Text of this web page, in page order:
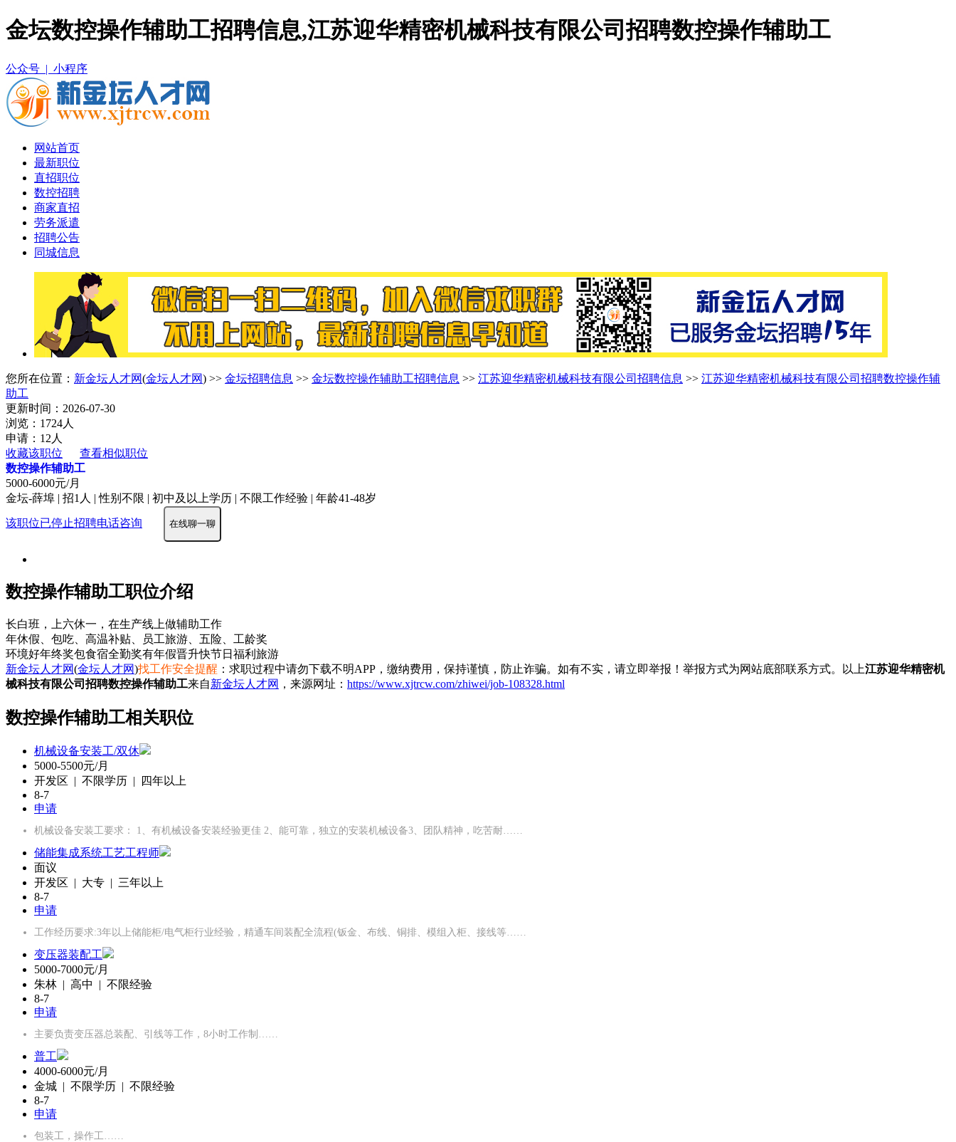
金坛数控操作辅助工招聘信息,江苏迎华精密机械科技有限公司招聘数控操作辅助工
公众号 | 小程序
网站首页
最新职位
直招职位
数控招聘
商家直招
劳务派遣
招聘公告
同城信息
您所在位置： 新金坛人才网(金坛人才网) >> 金坛招聘信息 >> 金坛数控操作辅助工招聘信息 >> 江苏迎华精密机械科技有限公司招聘信息 >> 江苏迎华精密机械科技有限公司招聘数控操作辅
助工
更新时间：2026-07-30
浏览：1724人
申请：12人
收藏该职位
查看相似职位
数控操作辅助工
5000-6000元/月
金坛-薛埠 | 招1人 | 性别不限 | 初中及以上学历 | 不限工作经验 | 年龄41-48岁
该职位已停止招聘电话咨询 在线聊一聊
数控操作辅助工职位介绍
长白班，上六休一，在生产线上做辅助工作
年休假、包吃、高温补贴、员工旅游、五险、工龄奖
环境好年终奖包食宿全勤奖有年假晋升快节日福利 旅游
新金坛人才网(金坛人才网)找工作安全提醒 ：求职过程中请勿下载不明APP，缴纳费用，保持谨慎，防止诈骗。如有不实，请立即举报！举报方式为网站底部联系方式。以上江苏迎华精密机
械科技有限公司招聘数控操作辅助工来自新金坛人才网 ，来源网址： https://www.xjtrcw.com/zhiwei/job-108328.html
数控操作辅助工相关职位
机械设备安装工/双休
5000-5500元/月
开发区 | 不限学历 | 四年以上
8-7
申请
机械设备安装工要求： 1、有机械设备安装经验更佳 2、能可靠，独立的安装机械设备3、团队精神，吃苦耐……
储能集成系统工艺工程师
面议
开发区 | 大专 | 三年以上
8-7
申请
工作经历要求:3年以上储能柜/电气柜行业经验，精通车间装配全流程(钣金、布线、铜排、模组入柜、接线等……
变压器装配工
5000-7000元/月
朱林 | 高中 | 不限经验
8-7
申请
主要负责变压器总装配、引线等工作，8小时工作制……
普工
4000-6000元/月
金城 | 不限学历 | 不限经验
8-7
申请
包装工，操作工……